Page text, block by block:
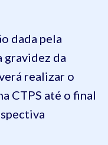
dada pela
gravidez da
realizar o
CTPS até o final